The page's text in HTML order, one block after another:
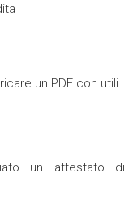
un PDF con utili
un attestato di